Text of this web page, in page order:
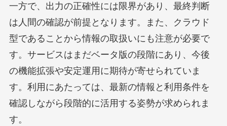
一方で、出力の正確性には限界があり、最終判断
は人間の確認が前提となります。また、クラウド
型であることから情報の取扱いにも注意が必要で
す。サービスはまだベータ版の段階にあり、今後
の機能拡張や安定運用に期待が寄せられていま
す。利用にあたっては、最新の情報と利用条件を
確認しながら段階的に活用する姿勢が求められま
す。